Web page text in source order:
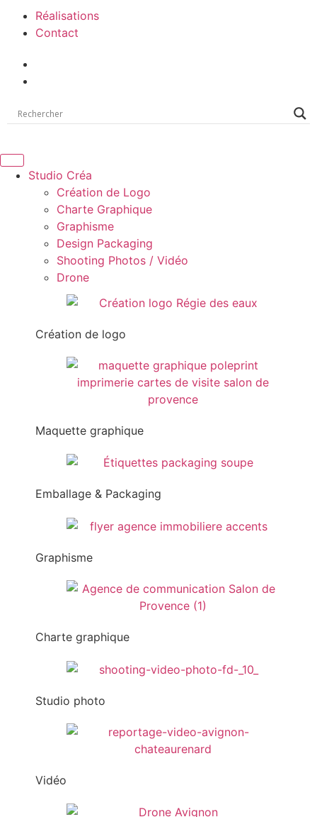
Réalisations
Contact
Studio Créa
Création de Logo
Charte Graphique
Graphisme
Design Packaging
Shooting Photos / Vidéo
Drone
Création de logo
Maquette graphique
Emballage & Packaging
Graphisme
Charte graphique
Studio photo
Vidéo